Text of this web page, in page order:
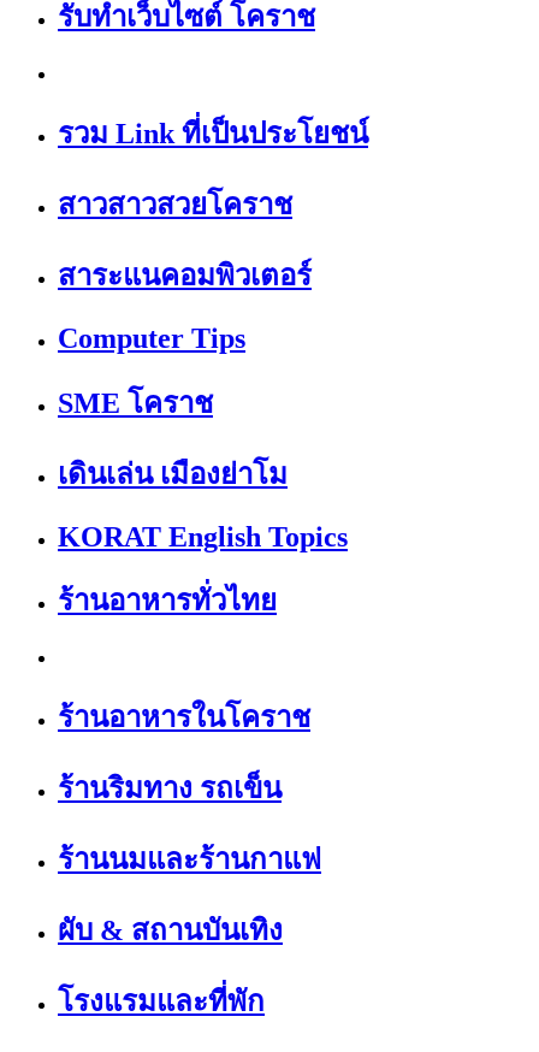
รับทำเว็บไซต์ โคราช
รวม Link ที่เป็นประโยชน์
สาวสาวสวยโคราช
สาระแนคอมพิวเตอร์
Computer Tips
SME โคราช
เดินเล่น เมืองย่าโม
KORAT English Topics
ร้านอาหารทั่วไทย
ร้านอาหารในโคราช
ร้านริมทาง รถเข็น
ร้านนมและร้านกาแฟ
ผับ & สถานบันเทิง
โรงแรมและที่พัก